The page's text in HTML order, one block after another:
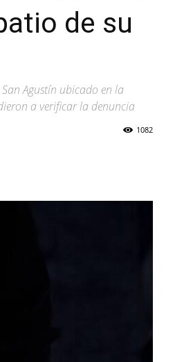
de su
Agustín ubicado en la
a verificar la denuncia
1082